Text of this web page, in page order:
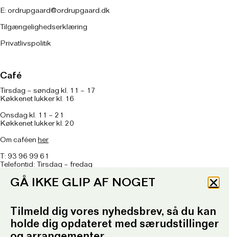
E: ordrupgaard@ordrupgaard.dk
Tilgængelighedserklæring
Privatlivspolitik
Café
Tirsdag – søndag kl. 11 – 17
Køkkenet lukker kl. 16
Onsdag kl. 11 – 21
Køkkenet lukker kl. 20
Om caféen her
T: 93 96 99 61
Telefontid: Tirsdag – fredag
kl. 10.30-12.30 og kl. 16.30-17.30
Presserum
GÅ IKKE GLIP AF NOGET
Tilmeld dig vores nyhedsbrev, så du kan
holde dig opdateret med særudstillinger